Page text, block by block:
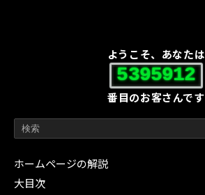
ようこそ、あなたは
5395912
番目のお客さんです
ホームページの解説
大目次